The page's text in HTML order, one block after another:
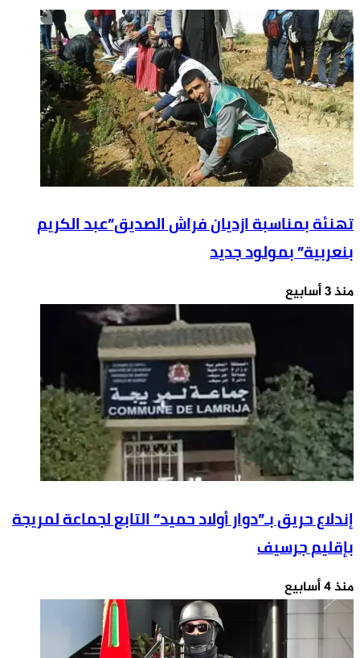
المحاكمة
تهنئة بمناسبة ازديان فراش الصديق”عبد الكريم
بنعربية” بمولود جديد
منذ 3 أسابيع
إندلاع حريق بـ”دوار أولاد حميد” التابع لجماعة لمريجة
بإقليم جرسيف
منذ 4 أسابيع